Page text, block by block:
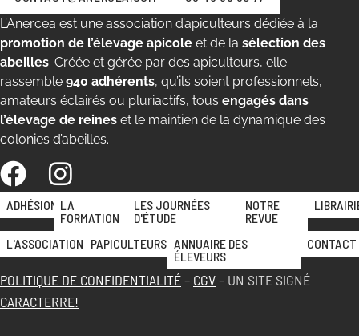
L’Anercea est une association d’apiculteurs dédiée à la
promotion de l’élevage apicole et de la sélection des
abeilles. Créée et gérée par des apiculteurs, elle
rassemble 940 adhérents, qu’ils soient professionnels,
amateurs éclairés ou pluriactifs, tous engagés dans
l’élevage de reines et le maintien de la dynamique des
colonies d’abeilles.
ADHÉSION LA
FORMATION
LES JOURNÉES
D'ÉTUDE
NOTRE
REVUE
L'ASSOCIATION PAPICULTEURS ANNUAIRE DES
ÉLEVEURS
CONTACT
POLITIQUE DE CONFIDENTIALITÉ– CGV– UN SITE SIGNÉ
CARACTERRE!